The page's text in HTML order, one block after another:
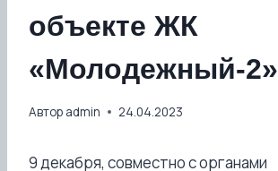
объекте ЖК
«Молодежный-2»
Автор admin 24.04.2023
9 декабря, совместно с органами